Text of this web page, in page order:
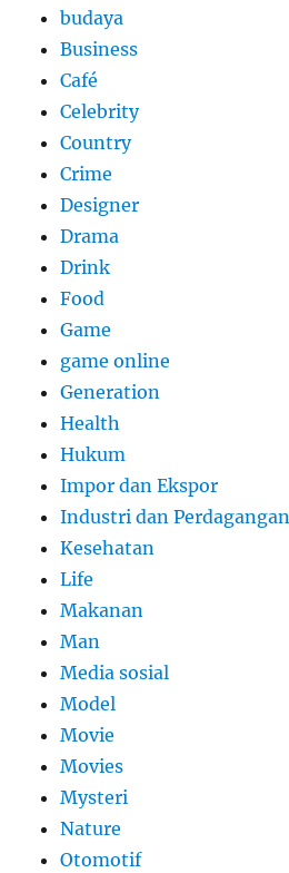
budaya
Business
Café
Celebrity
Country
Crime
Designer
Drama
Drink
Food
Game
game online
Generation
Health
Hukum
Impor dan Ekspor
Industri dan Perdagangan
Kesehatan
Life
Makanan
Man
Media sosial
Model
Movie
Movies
Mysteri
Nature
Otomotif